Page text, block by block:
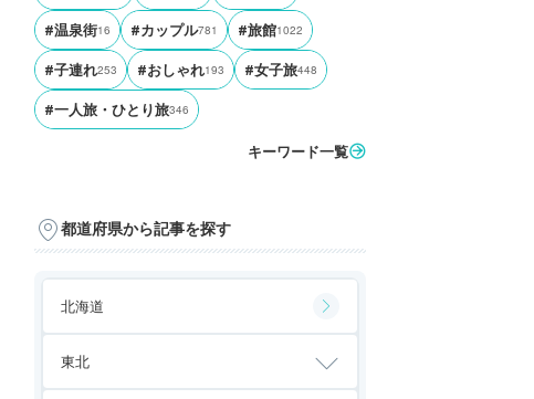
#温泉街16 #カップル781 #旅館1022
#子連れ253 #おしゃれ193 #女子旅448
#一人旅・ひとり旅346
キーワード一覧
都道府県から記事を探す
北海道
東北